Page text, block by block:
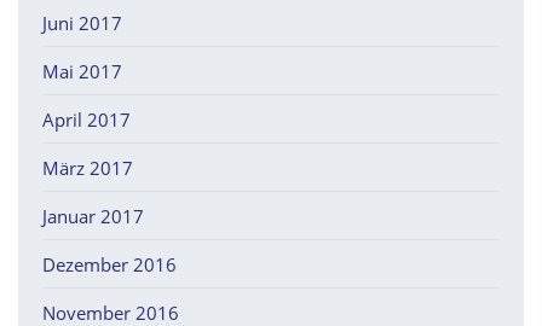
Juni 2017
Mai 2017
April 2017
März 2017
Januar 2017
Dezember 2016
November 2016